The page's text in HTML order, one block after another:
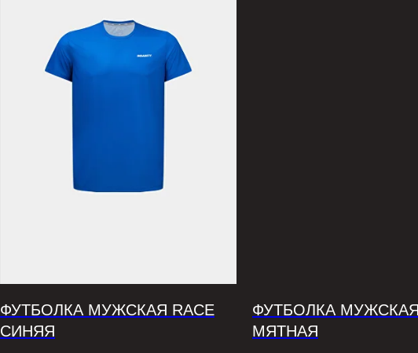
ФУТБОЛКА МУЖСКАЯ RACE
СИНЯЯ
ФУТБОЛКА МУЖСКАЯ
МЯТНАЯ